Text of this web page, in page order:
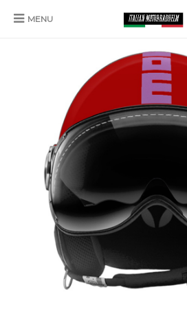
MENU